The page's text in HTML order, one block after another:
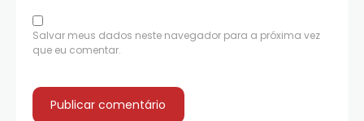
Salvar meus dados neste navegador para a próxima vez
que eu comentar.